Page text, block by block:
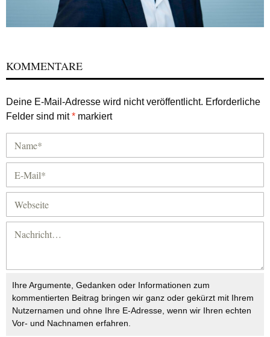
KOMMENTARE
Deine E-Mail-Adresse wird nicht veröffentlicht. Erforderliche
Felder sind mit* markiert
Ihre Argumente, Gedanken oder Informationen zum
kommentierten Beitrag bringen wir ganz oder gekürzt mit Ihrem
Nutzernamen und ohne Ihre E-Adresse, wenn wir Ihren echten
Vor- und Nachnamen erfahren.